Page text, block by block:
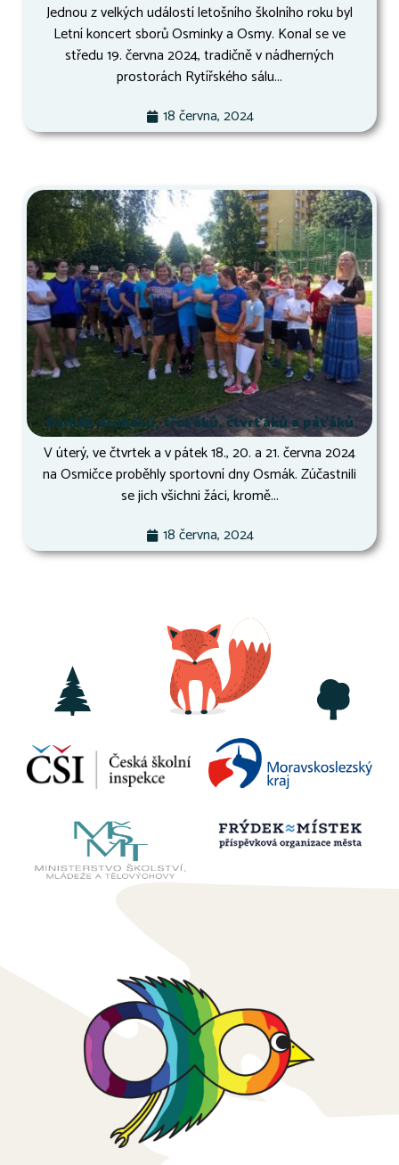
Jednou z velkých událostí letošního školního roku byl
Letní koncert sborů Osminky a Osmy. Konal se ve
středu 19. června 2024, tradičně v nádherných
prostorách Rytířského sálu...
18 června, 2024
Osmák druháků, třeťáků, čtvrťáků a páťáků
V úterý, ve čtvrtek a v pátek 18., 20. a 21. června 2024
na Osmičce proběhly sportovní dny Osmák. Zúčastnili
se jich všichni žáci, kromě...
18 června, 2024